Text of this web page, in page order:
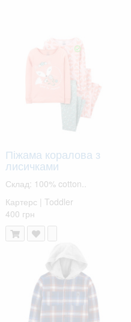
Піжама коралова з
лисичками
Склад: 100% cotton..
Картерс | Toddler
400 грн